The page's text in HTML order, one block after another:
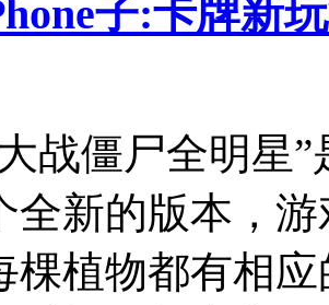
子:卡牌新
战僵尸全明星
全新的版本，
棵植物都有相